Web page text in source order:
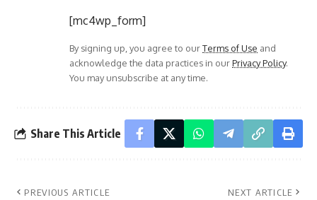
[mc4wp_form]
By signing up, you agree to ourTerms of Use and
acknowledge the data practices in ourPrivacy Policy.
You may unsubscribe at any time.
Share This Article
PREVIOUS ARTICLE NEXT ARTICLE